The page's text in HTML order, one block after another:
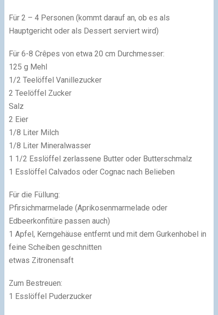
Für 2 – 4 Personen (kommt darauf an, ob es als
Hauptgericht oder als Dessert serviert wird)
Für 6-8 Crêpes von etwa 20 cm Durchmesser:
125 g Mehl
1/2 Teelöffel Vanillezucker
2 Teelöffel Zucker
Salz
2 Eier
1/8 Liter Milch
1/8 Liter Mineralwasser
1 1/2 Esslöffel zerlassene Butter oder Butterschmalz
1 Esslöffel Calvados oder Cognac nach Belieben
Für die Füllung:
Pfirsichmarmelade (Aprikosenmarmelade oder
Edbeerkonfitüre passen auch)
1 Apfel, Kerngehäuse entfernt und mit dem Gurkenhobel in
feine Scheiben geschnitten
etwas Zitronensaft
Zum Bestreuen:
1 Esslöffel Puderzucker